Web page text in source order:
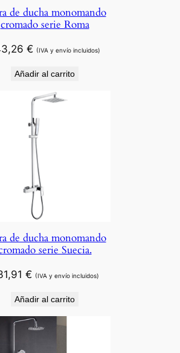
de ducha monomando
cromado serie Roma
€ (IVA y envío incluidos)
Añadir al carrito
de ducha monomando
serie Suecia.
€ (IVA y envío incluidos)
Añadir al carrito